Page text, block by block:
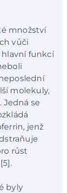
množství
vůči
funkcí
molekuly,
se
jenž
růst
byly